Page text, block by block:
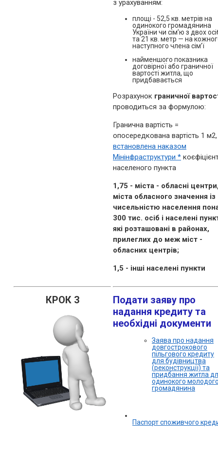
з урахуванням:
площі - 52,5 кв. метрів на
одинокого громадянина
України чи сім’ю з двох
та 21 кв. метр — на
наступного члена сім’ї
найменшого показника
договірної або граничної
вартості житла, що
придбавається
Розрахунок граничної
проводиться за формулою:
Гранична вартість =
опосередкована вартість 1 м2,
встановлена наказом
Мінінфраструктури *
населеного пункта
1,75 - міста - обласні
міста обласного значення із
чисельністю населення
300 тис. осіб і населені
які розташовані в районах,
прилеглих до меж міст -
обласних центрів;
1,5 - інші населені пункти
КРОК 3
Подати заяву про
надання кредиту та
необхідні документи
Заява про надання
довгострокового
пільгового кредиту
для будівництва
(реконструкції) та
придбання житла
одинокого
громадянина
Паспорт споживчого